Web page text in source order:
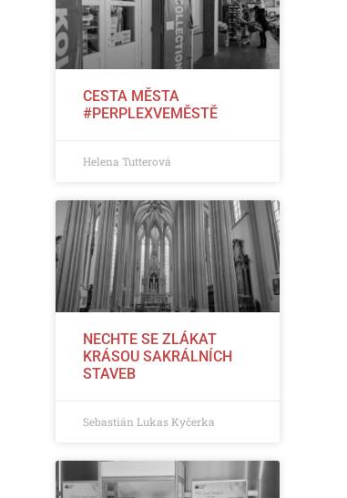
CESTA MĚSTA
#PERPLEXVEMĚSTĚ
Helena Tutterová
NECHTE SE ZLÁKAT
KRÁSOU SAKRÁLNÍCH
STAVEB
Sebastián Lukas Kyčerka